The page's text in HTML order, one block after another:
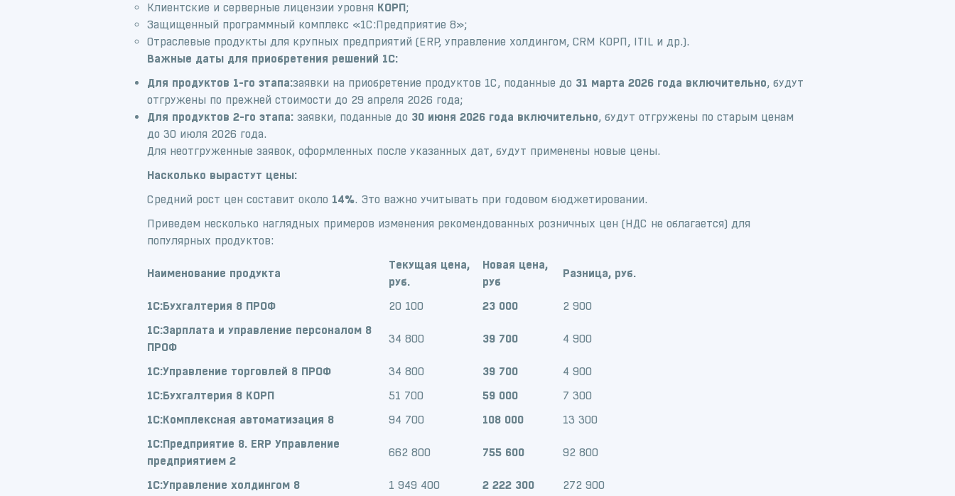
Клиентские и серверные лицензии уровня КОРП;
Защищенный программный комплекс «1С:Предприятие 8»;
Отраслевые продукты для крупных предприятий (ERP, управление холдингом, CRM КОРП, ITIL и др.).
Важные даты для приобретения решений 1С:
Для продуктов 1-го этапа:заявки на приобретение продуктов 1С, поданные до 31 марта 2026 года включительно, будут
отгружены по прежней стоимости до 29 апреля 2026 года;
Для продуктов 2-го этапа: заявки, поданные до 30 июня 2026 года включительно, будут отгружены по старым ценам
до 30 июля 2026 года.
Для неотгруженные заявок, оформленных после указанных дат, будут применены новые цены.
Насколько вырастут цены:
Средний рост цен составит около 14%. Это важно учитывать при годовом бюджетировании.
Приведем несколько наглядных примеров изменения рекомендованных розничных цен (НДС не облагается) для
популярных продуктов:
Наименование продукта
Текущая цена,
руб.
Новая цена,
руб
Разница, руб.
1С:Бухгалтерия 8 ПРОФ 20 100 23 000
2 900
1С:Зарплата и управление персоналом 8
ПРОФ
34 800 39 700 4 900
1С:Управление торговлей 8 ПРОФ 34 800 39 700
4 900
1С:Бухгалтерия 8 КОРП
51 700 59 000
7 300
1С:Комплексная автоматизация 8
94 700 108 000
13 300
1С:Предприятие 8. ERP Управление
предприятием 2
662 800 755 600 92 800
1С:Управление холдингом 8 1 949 400 2 222 300 272 900